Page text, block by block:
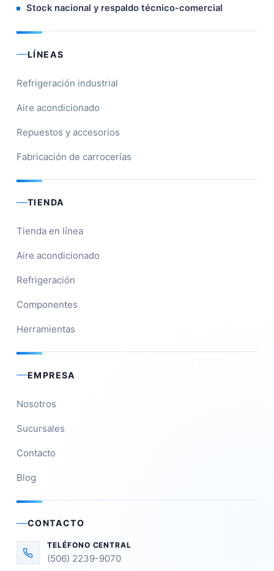
Stock nacional y respaldo técnico-comercial
LÍNEAS
Refrigeración industrial
Aire acondicionado
Repuestos y accesorios
Fabricación de carrocerías
TIENDA
Tienda en línea
Aire acondicionado
Refrigeración
Componentes
Herramientas
EMPRESA
Nosotros
Sucursales
Contacto
Blog
CONTACTO
TELÉFONO CENTRAL
(506) 2239-9070